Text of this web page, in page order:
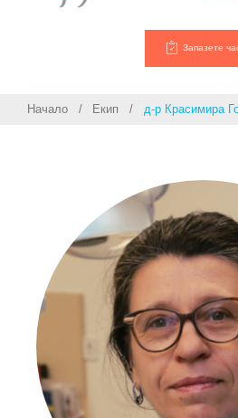
Запазете
Начало / Екип / д-р Красимира